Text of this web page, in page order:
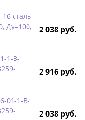
сталь
Ду=100,
2 038 руб.
1-B-
2 916 руб.
01-1-B-
2 038 руб.